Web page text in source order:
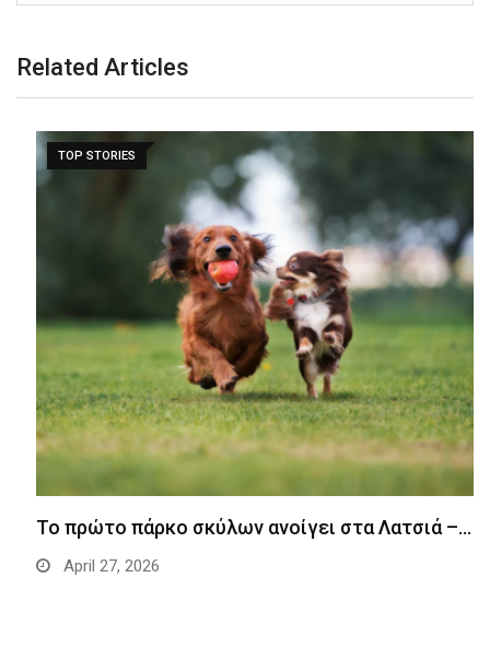
Related Articles
TOP STORIES
Το πρώτο πάρκο σκύλων ανοίγει στα Λατσιά –…
April 27, 2026